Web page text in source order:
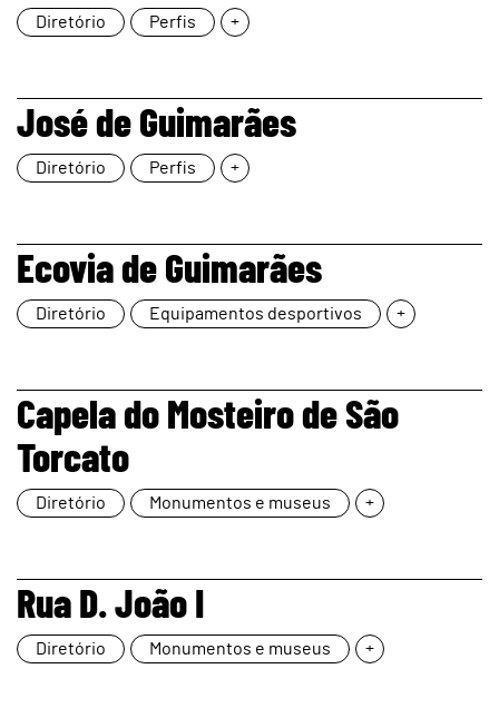
Diretório Perfis +
page
José de Guimarães
Diretório Perfis +
page
Ecovia de Guimarães
Diretório Equipamentos desportivos +
page
Capela do Mosteiro de São
Torcato
Diretório Monumentos e museus +
page
Rua D. João I
Diretório Monumentos e museus +